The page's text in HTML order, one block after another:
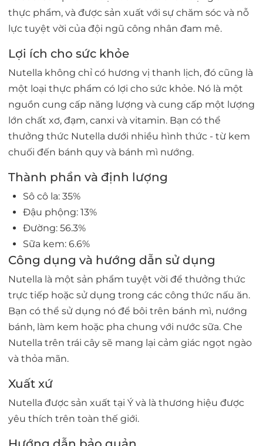
thực phẩm, và được sản xuất với sự chăm sóc và nỗ
lực tuyệt vời của đội ngũ công nhân đam mê.
Lợi ích cho sức khỏe
Nutella không chỉ có hương vị thanh lịch, đó cũng là
một loại thực phẩm có lợi cho sức khỏe. Nó là một
nguồn cung cấp năng lượng và cung cấp một lượng
lớn chất xơ, đạm, canxi và vitamin. Bạn có thể
thưởng thức Nutella dưới nhiều hình thức - từ kem
chuối đến bánh quy và bánh mì nướng.
Thành phần và định lượng
Sô cô la: 35%
Đậu phộng: 13%
Đường: 56.3%
Sữa kem: 6.6%
Công dụng và hướng dẫn sử dụng
Nutella là một sản phẩm tuyệt vời để thưởng thức
trực tiếp hoặc sử dụng trong các công thức nấu ăn.
Bạn có thể sử dụng nó để bôi trên bánh mì, nướng
bánh, làm kem hoặc pha chung với nước sữa. Che
Nutella trên trái cây sẽ mang lại cảm giác ngọt ngào
và thỏa mãn.
Xuất xứ
Nutella được sản xuất tại Ý và là thương hiệu được
yêu thích trên toàn thế giới.